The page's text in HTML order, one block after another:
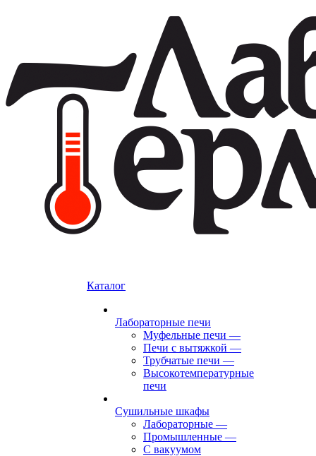
Каталог
Лабораторные печи
Муфельные печи —
Печи с вытяжкой —
Трубчатые печи —
Высокотемпературные
печи
Сушильные шкафы
Лабораторные —
Промышленные —
С вакуумом